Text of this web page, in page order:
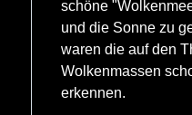
schöne
und die Sonne zu
waren die auf den
Wolkenmassen
erkennen.